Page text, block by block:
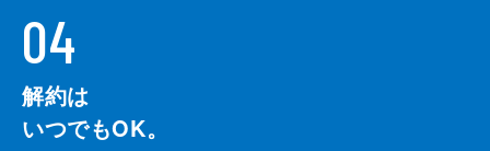
04
解約は
いつでもOK。